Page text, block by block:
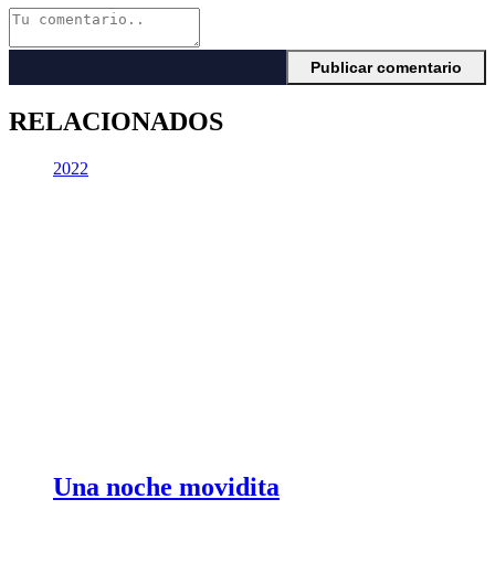
RELACIONADOS
2022
Una noche movidita